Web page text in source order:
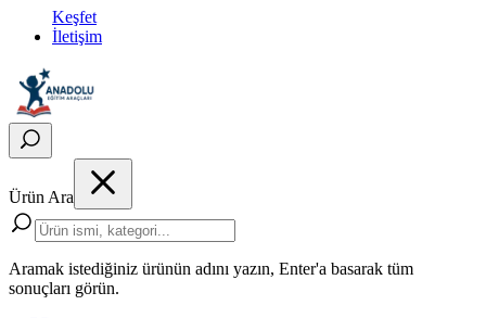
Keşfet
İletişim
Ürün Ara
Aramak istediğiniz ürünün adını yazın, Enter'a basarak tüm
sonuçları görün.